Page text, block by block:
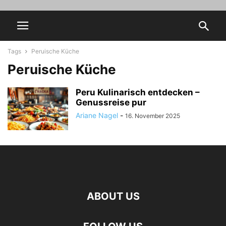
Tags Peruische Küche
Peruische Küche
Peru Kulinarisch entdecken –
Genussreise pur
Ariane Nagel - 16. November 2025
ABOUT US